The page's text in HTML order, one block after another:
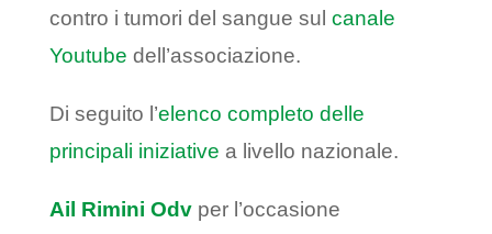
contro i tumori del sangue sul canale
Youtube dell’associazione.
Di seguito l’elenco completo delle
principali iniziative a livello nazionale.
Ail Rimini Odvper l’occasione